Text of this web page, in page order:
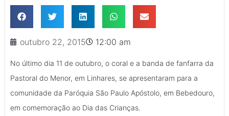
outubro 22, 2015 12:00 am
No último dia 11 de outubro, o coral e a banda de fanfarra da
Pastoral do Menor, em Linhares, se apresentaram para a
comunidade da Paróquia São Paulo Apóstolo, em Bebedouro,
em comemoração ao Dia das Crianças.